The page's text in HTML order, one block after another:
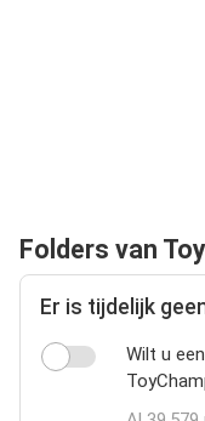
Folders van
Er is tijdelijk
Wilt u